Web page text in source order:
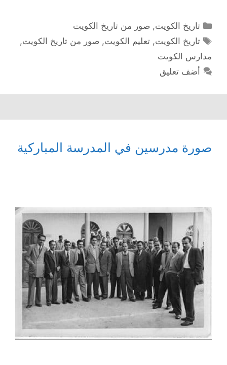
التصنيفات
تاريخ الكويت, صور من تاريخ الكويت
الوسوم
تاريخ الكويت,تعليم الكويت, صور من تاريخ الكويت,
مدارس الكويت
أضف تعليق
صورة مدرسين في المدرسة المباركية